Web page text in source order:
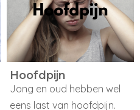
Hoofdpijn
Jong en oud hebben wel
eens last van hoofdpijn.